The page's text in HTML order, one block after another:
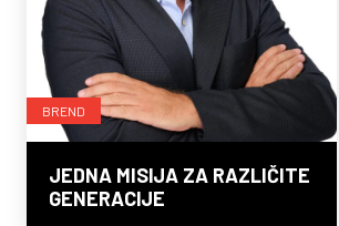
BREND
JEDNA MISIJA ZA RAZLIČITE
GENERACIJE